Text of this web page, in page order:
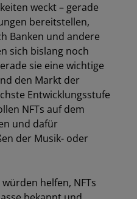
weckt – gerade
bereitstellen,
Banken und andere
sich bislang noch
sie eine wichtige
den Markt der
Entwicklungsstufe
NFTs auf dem
und dafür
der Musik- oder
helfen, NFTs